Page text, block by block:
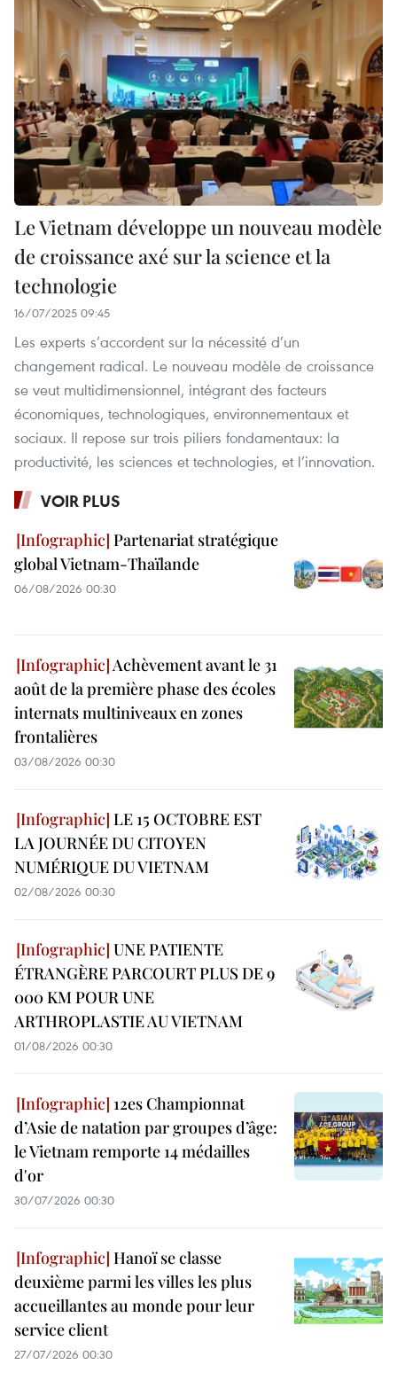
Le Vietnam développe un nouveau modèle
de croissance axé sur la science et la
technologie
16/07/2025 09:45
Les experts s’accordent sur la nécessité d’un
changement radical. Le nouveau modèle de croissance
se veut multidimensionnel, intégrant des facteurs
économiques, technologiques, environnementaux et
sociaux. Il repose sur trois piliers fondamentaux: la
productivité, les sciences et technologies, et l’innovation.
VOIR PLUS
Partenariat stratégique
global Vietnam-Thaïlande
06/08/2026 00:30
Achèvement avant le 31
août de la première phase des écoles
internats multiniveaux en zones
frontalières
03/08/2026 00:30
LE 15 OCTOBRE EST
LA JOURNÉE DU CITOYEN
NUMÉRIQUE DU VIETNAM
02/08/2026 00:30
UNE PATIENTE
ÉTRANGÈRE PARCOURT PLUS DE 9
000 KM POUR UNE
ARTHROPLASTIE AU VIETNAM
01/08/2026 00:30
12es Championnat
d’Asie de natation par groupes d’âge:
le Vietnam remporte 14 médailles
d'or
30/07/2026 00:30
Hanoï se classe
deuxième parmi les villes les plus
accueillantes au monde pour leur
service client
27/07/2026 00:30